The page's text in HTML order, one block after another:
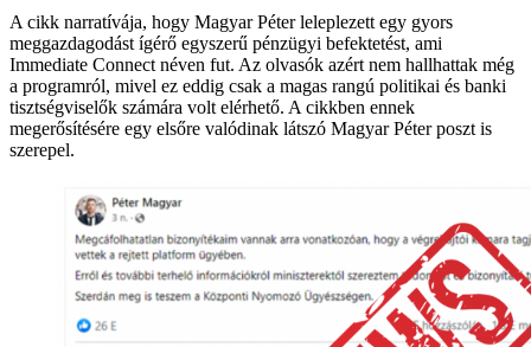
A cikk narratívája, hogy Magyar Péter leleplezett egy gyors
meggazdagodást ígérő egyszerű pénzügyi befektetést, ami
Immediate Connect néven fut. Az olvasók azért nem hallhattak még
a programról, mivel ez eddig csak a magas rangú politikai és banki
tisztségviselők számára volt elérhető. A cikkben ennek
megerősítésére egy elsőre valódinak látszó Magyar Péter poszt is
szerepel.